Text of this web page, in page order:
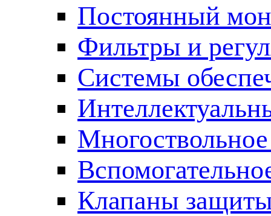
Постоянный
Фильтры и
Cистемы
Клапаны